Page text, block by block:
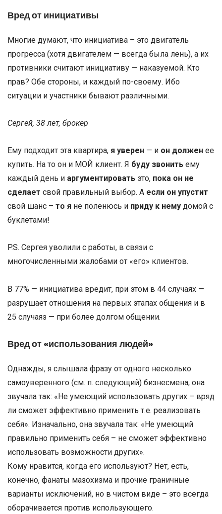
Вред от инициативы
Многие думают, что инициатива – это двигатель
прогресса (хотя двигателем — всегда была лень), а их
противники считают инициативу — наказуемой. Кто
прав? Обе стороны, и каждый по-своему. Ибо
ситуации и участники бывают различными.
Сергей, 38 лет, брокер
Ему подходит эта квартира, я уверен — и он должен ее
купить. На то он и МОЙ клиент. Я буду звонить ему
каждый день и аргументировать это, пока он не
сделает свой правильный выбор. А если он упустит
свой шанс – то я не поленюсь и приду к нему домой с
буклетами!
P.S. Сергея уволили с работы, в связи с
многочисленными жалобами от «его» клиентов.
В 77% — инициатива вредит, при этом в 44 случаях —
разрушает отношения на первых этапах общения и в
25 случаяз — при более долгом общении.
Вред от «использования людей»
Однажды, я слышала фразу от одного несколько
самоуверенного (см. п. следующий) бизнесмена, она
звучала так: «Не умеющий использовать других – вряд
ли сможет эффективно применить т.е. реализовать
себя». Изначально, она звучала так: «Не умеющий
правильно применить себя – не сможет эффективно
использовать возможности других».
Кому нравится, когда его используют? Нет, есть,
конечно, фанаты мазохизма и прочие граничные
варианты исключений, но в чистом виде – это всегда
оборачивается против использующего.